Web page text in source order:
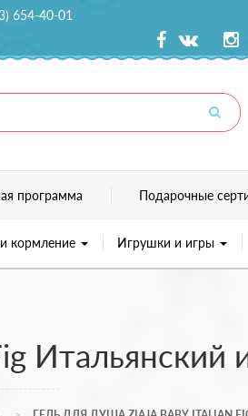
654-40-01
программа Подарочные
кормление Игрушки и игры